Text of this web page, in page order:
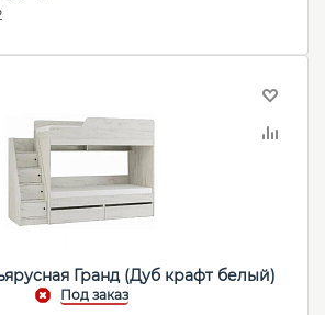
Гранд (Дуб крафт белый)